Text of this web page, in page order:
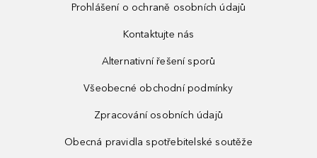
Prohlášení o ochraně osobních údajů
Kontaktujte nás
Alternativní řešení sporů
Všeobecné obchodní podmínky
Zpracování osobních údajů
Obecná pravidla spotřebitelské soutěže